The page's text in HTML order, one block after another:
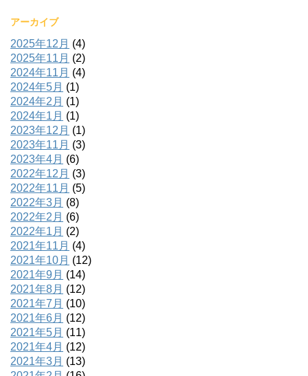
アーカイブ
2025年12月 (4)
2025年11月 (2)
2024年11月 (4)
2024年5月 (1)
2024年2月 (1)
2024年1月 (1)
2023年12月 (1)
2023年11月 (3)
2023年4月 (6)
2022年12月 (3)
2022年11月 (5)
2022年3月 (8)
2022年2月 (6)
2022年1月 (2)
2021年11月 (4)
2021年10月 (12)
2021年9月 (14)
2021年8月 (12)
2021年7月 (10)
2021年6月 (12)
2021年5月 (11)
2021年4月 (12)
2021年3月 (13)